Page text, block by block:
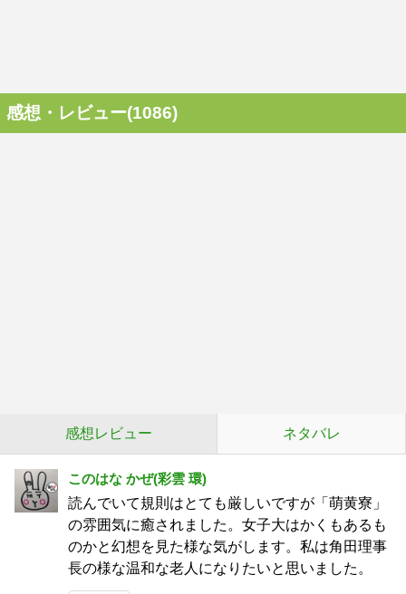
感想・レビュー(1086)
感想レビュー ネタバレ
このはな かぜ(彩雲 環)
読んでいて規則はとても厳しいですが「萌黄寮」
の雰囲気に癒されました。女子大はかくもあるも
のかと幻想を見た様な気がします。私は角田理事
長の様な温和な老人になりたいと思いました。